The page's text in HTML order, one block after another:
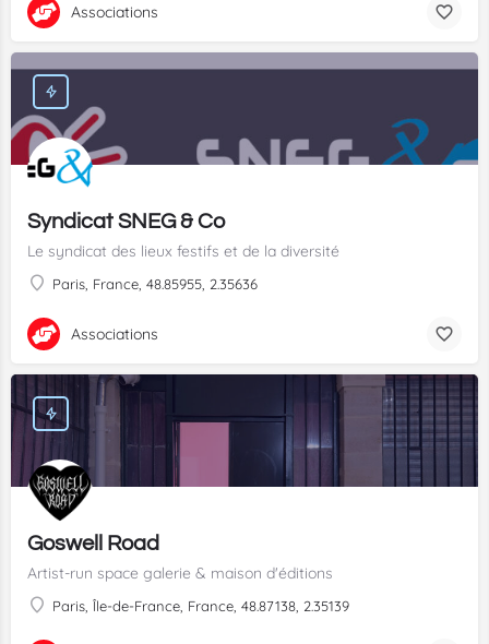
Associations
Syndicat SNEG & Co
Le syndicat des lieux festifs et de la diversité
Paris, France, 48.85955, 2.35636
Associations
Goswell Road
Artist-run space galerie & maison d'éditions
Paris, Île-de-France, France, 48.87138, 2.35139